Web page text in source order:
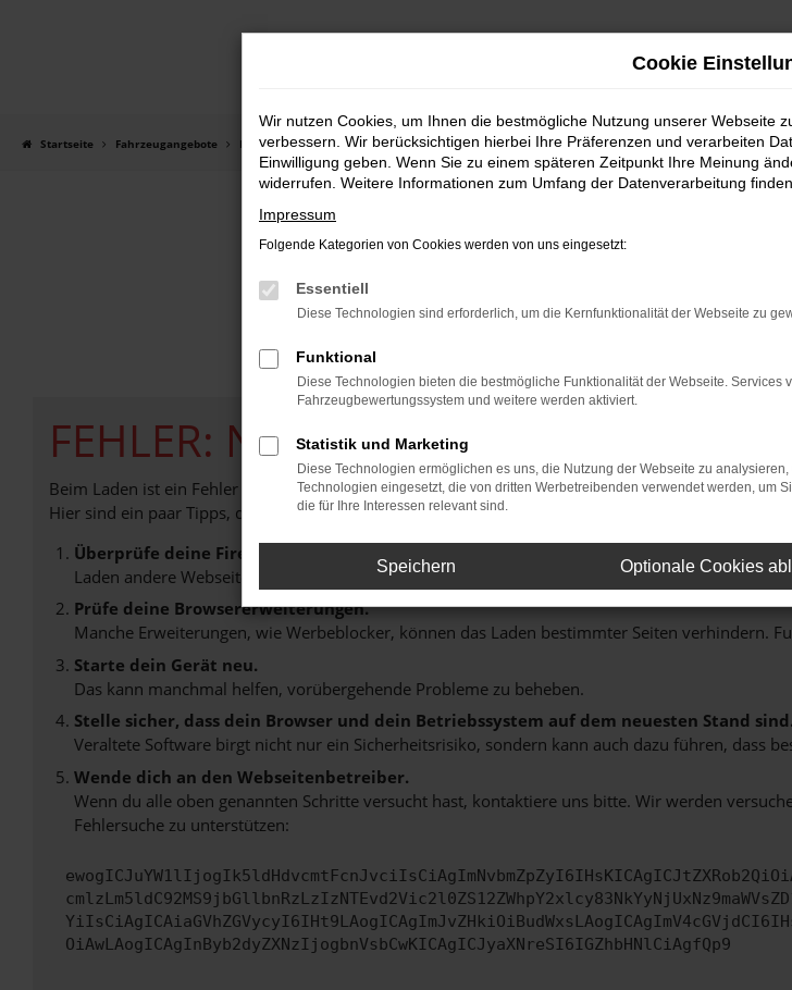
Startseite Fahrzeugangebote Fahrzeugangebote
FEHLER: NETWORK ERROR
Beim Laden ist ein Fehler aufgetreten.
Hier sind ein paar Tipps, die dir helfen können:
Überprüfe deine Firewall und deine Internetverbindung.
Laden andere Webseiten, zum Beispiel deine Suchmaschine?
Prüfe deine Browsererweiterungen.
Manche Erweiterungen, wie Werbeblocker, können das Laden bestimmter Seiten verhindern.
Starte dein Gerät neu.
Das kann manchmal helfen, vorübergehende Probleme zu beheben.
Stelle sicher, dass dein Browser und dein Betriebssystem auf dem neuesten Stand sind.
Veraltete Software birgt nicht nur ein Sicherheitsrisiko, sondern kann auch dazu führen, dass
Wende dich an den Webseitenbetreiber.
Wenn du alle oben genannten Schritte versucht hast, kontaktiere uns bitte. Wir werden
Fehlersuche zu unterstützen:
OiAwLAogICAgInByb2dyZXNzIjogbnVsbCwKICAgICJyaXNreSI6IGZhbHNlCiAgfQp9
Cookie
Wir nutzen Cookies, um Ihnen die bestmögliche Nutzung unserer Webseite
verbessern. Wir berücksichtigen hierbei Ihre Präferenzen und verarbeiten
Einwilligung geben. Wenn Sie zu einem späteren Zeitpunkt Ihre Meinung
widerrufen. Weitere Informationen zum Umfang der Datenverarbeitung
Impressum
Folgende Kategorien von Cookies werden von uns eingesetzt:
Essentiell
Diese Technologien sind erforderlich, um die Kernfunktionalität der Webseite zu
Funktional
Diese Technologien bieten die bestmögliche Funktionalität der Webseite. Services
Fahrzeugbewertungssystem und weitere werden aktiviert.
Statistik und Marketing
Diese Technologien ermöglichen es uns, die Nutzung der Webseite zu
Technologien eingesetzt, die von dritten Werbetreibenden verwendet werden, um
die für Ihre Interessen relevant sind.
Speichern Optionale Cookies